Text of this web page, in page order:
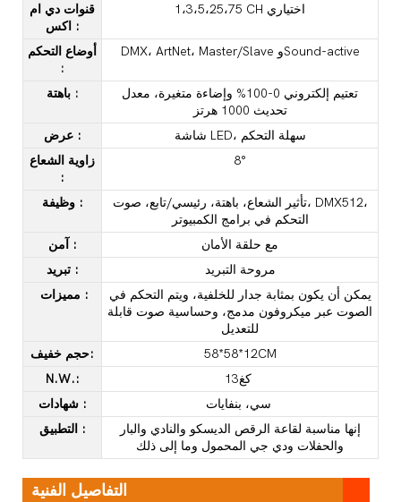
قنوات دي ام
:
1،3،5،25،75 CH اختياري
أوضاع التحكم
:
DMX، ArtNet، Master/Slave وSound-active
باهتة :
تعتيم إلكتروني 0-100% وإضاءة متغيرة، معدل
تحديث 1000 هرتز
عرض :
شاشة LED، سهلة التحكم
زاوية الشعاع
:
8°
وظيفة :
تأثير الشعاع، باهتة، رئيسي/تابع، صوت، DMX512،
التحكم في برامج الكمبيوتر
:
مع حلقة الأمان
تبريد :
مروحة التبريد
:
يمكن أن يكون بمثابة جدار للخلفية، ويتم التحكم في
الصوت عبر ميكروفون مدمج، وحساسية صوت قابلة
للتعديل
حجم خفيف:
58*58*12CM
N.W.:
شهادات :
:
إنها مناسبة لقاعة الرقص الديسكو والنادي والبار
والحفلات ودي جي المحمول وما إلى ذلك
التفاصيل الفنية